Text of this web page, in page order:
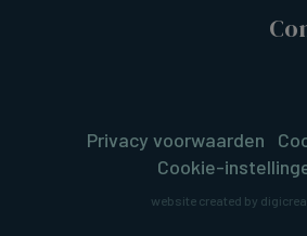
Privacy voorwaarden
Cookie-
website created by